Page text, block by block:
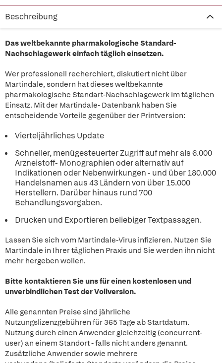
Beschreibung
Das weltbekannte pharmakologische Standard-
Nachschlagewerk einfach täglich einsetzen.
Wer professionell recherchiert, diskutiert nicht über
Martindale, sondern hat dieses weltbekannte
pharmakologische Standart-Nachschlagewerk im täglichen
Einsatz. Mit der Martindale- Datenbank haben Sie
entscheidende Vorteile gegenüber der Printversion:
Vierteljährliches Update
Schneller, menügesteuerter Zugriff auf mehr als 6.000
Arzneistoff- Monographien oder alternativ auf
Indikationen oder Nebenwirkungen - und über 180.000
Handelsnamen aus 43 Ländern von über 15.000
Herstellern. Darüber hinaus rund 700
Behandlungsvorgaben.
Drucken und Exportieren beliebiger Textpassagen.
Lassen Sie sich vom Martindale-Virus infizieren. Nutzen Sie
Martindale in Ihrer täglichen Praxis und Sie werden ihn nicht
mehr hergeben wollen.
Bitte kontaktieren Sie uns für einen kostenlosen und
unverbindlichen Test der Vollversion.
Alle genannten Preise sind jährliche
Nutzungslizenzgebühren für 365 Tage ab Startdatum.
Nutzung durch einen Anwender gleichzeitig (concurrent-
user) an einem Standort - falls nicht anders genannt.
Zusätzliche Anwender sowie mehrere